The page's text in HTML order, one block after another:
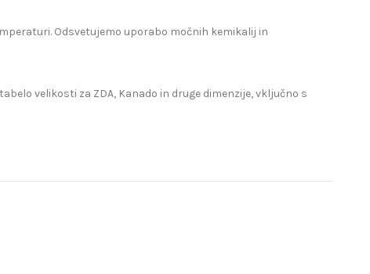
Odsvetujemo uporabo močnih kemikalij in
velikosti za ZDA, Kanado in druge dimenzije, vključno s